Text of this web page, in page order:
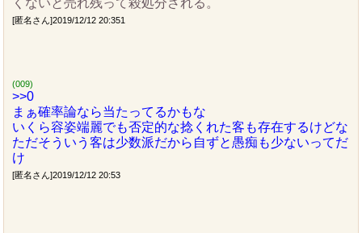
くないと売れ残って殺処分される。
[匿名さん]2019/12/12 20:351
(009)
>>0
まぁ確率論なら当たってるかもな
いくら容姿端麗でも否定的な捻くれた客も存在するけどな
ただそういう客は少数派だから自ずと愚痴も少ないってだ
け
[匿名さん]2019/12/12 20:53